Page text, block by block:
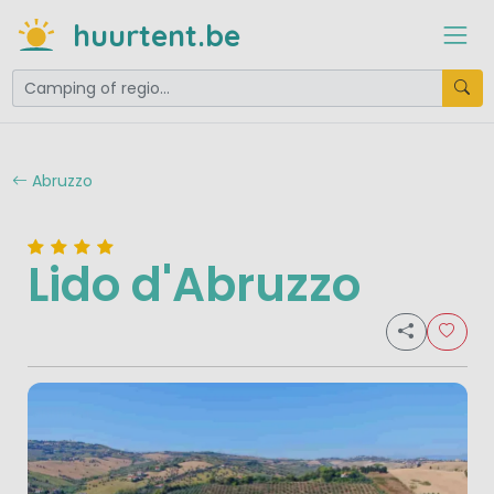
huurtent.be
Abruzzo
Lido d'Abruzzo